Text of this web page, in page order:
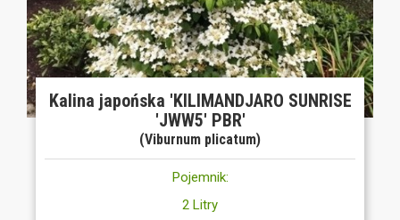
Kalina japońska 'KILIMANDJARO SUNRISE
'JWW5' PBR'
(Viburnum plicatum)
Pojemnik:
2 Litry